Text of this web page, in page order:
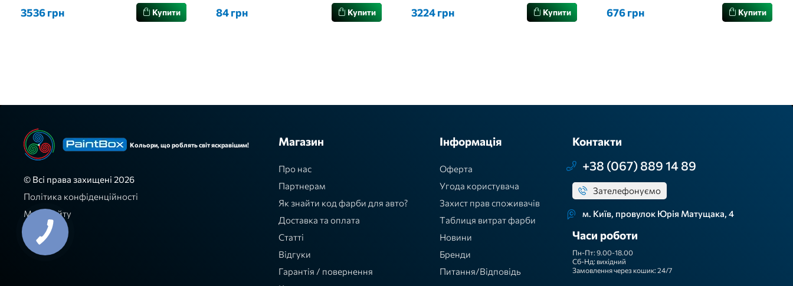
3536 грн Купити 84 грн Купити 3224 грн Купити 676 грн Купити
Кольори, що роблять світ яскравішим!
© Всі права захищені 2026
Політика конфіденційності
Мапа сайту
Магазин
Про нас
Партнерам
Як знайти код фарби для авто?
Доставка та оплата
Статті
Відгуки
Гарантія / повернення
Інформація
Оферта
Угода користувача
Захист прав споживачів
Таблиця витрат фарби
Новини
Бренди
Питання/Відповідь
Контакти
+38 (067) 889 14 89
Зателефонуємо
м. Київ, провулок Юрія Матущака, 4
Часи роботи
Пн-Пт: 9.00-18.00
Сб-Нд: вихідний
Замовлення через кошик: 24/7